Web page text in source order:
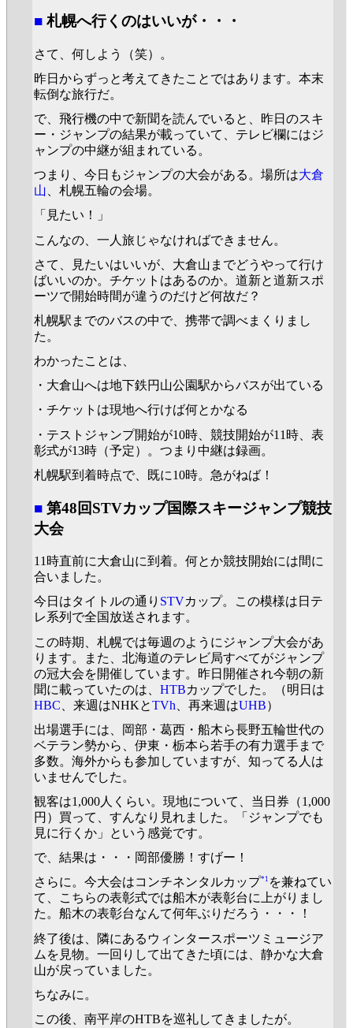
■ 札幌へ行くのはいいが・・・
さて、何しよう（笑）。
昨日からずっと考えてきたことではあります。本末
転倒な旅行だ。
で、飛行機の中で新聞を読んでいると、昨日のスキ
ー・ジャンプの結果が載っていて、テレビ欄にはジ
ャンプの中継が組まれている。
つまり、今日もジャンプの大会がある。場所は大倉
山 、札幌五輪の会場。
「見たい！」
こんなの、一人旅じゃなければできません。
さて、見たいはいいが、大倉山までどうやって行け
ばいいのか。チケットはあるのか。道新と道新スポ
ーツで開始時間が違うのだけど何故だ？
札幌駅までのバスの中で、携帯で調べまくりまし
た。
わかったことは、
・大倉山へは地下鉄円山公園駅からバスが出ている
・チケットは現地へ行けば何とかなる
・テストジャンプ開始が10時、競技開始が11時、表
彰式が13時（予定）。つまり中継は録画。
札幌駅到着時点で、既に10時。急がねば！
■ 第48回STVカップ国際スキージャンプ競技
大会
11時直前に大倉山に到着。何とか競技開始には間に
合いました。
今日はタイトルの通り STVカップ。この模様は日テ
レ系列で全国放送されます。
この時期、札幌では毎週のようにジャンプ大会があ
ります。また、北海道のテレビ局すべてがジャンプ
の冠大会を開催しています。昨日開催され今朝の新
聞に載っていたのは、 HTBカップでした。（明日は
HBC 、来週はNHKとTVh 、再来週はUHB）
出場選手には、岡部・葛西・船木ら長野五輪世代の
ベテラン勢から、伊東・栃本ら若手の有力選手まで
多数。海外からも参加していますが、知ってる人は
いませんでした。
観客は1,000人くらい。現地について、当日券（1,000
円）買って、すんなり見れました。「ジャンプでも
見に行くか」という感覚です。
で、結果は・・・岡部優勝！すげー！
さらに。今大会はコンチネンタルカップ*1 を兼ねてい
て、こちらの表彰式では船木が表彰台に上がりまし
た。船木の表彰台なんて何年ぶりだろう・・・！
終了後は、隣にあるウィンタースポーツミュージア
ムを見物。一回りして出てきた頃には、静かな大倉
山が戻っていました。
ちなみに。
この後、南平岸のHTBを巡礼してきましたが。